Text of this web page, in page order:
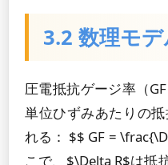
3.2 数理モ
圧電抵抗ゲージ率（
単位ひずみあたりの
れる： $$ GF =
こで、$\Delta R$は抵